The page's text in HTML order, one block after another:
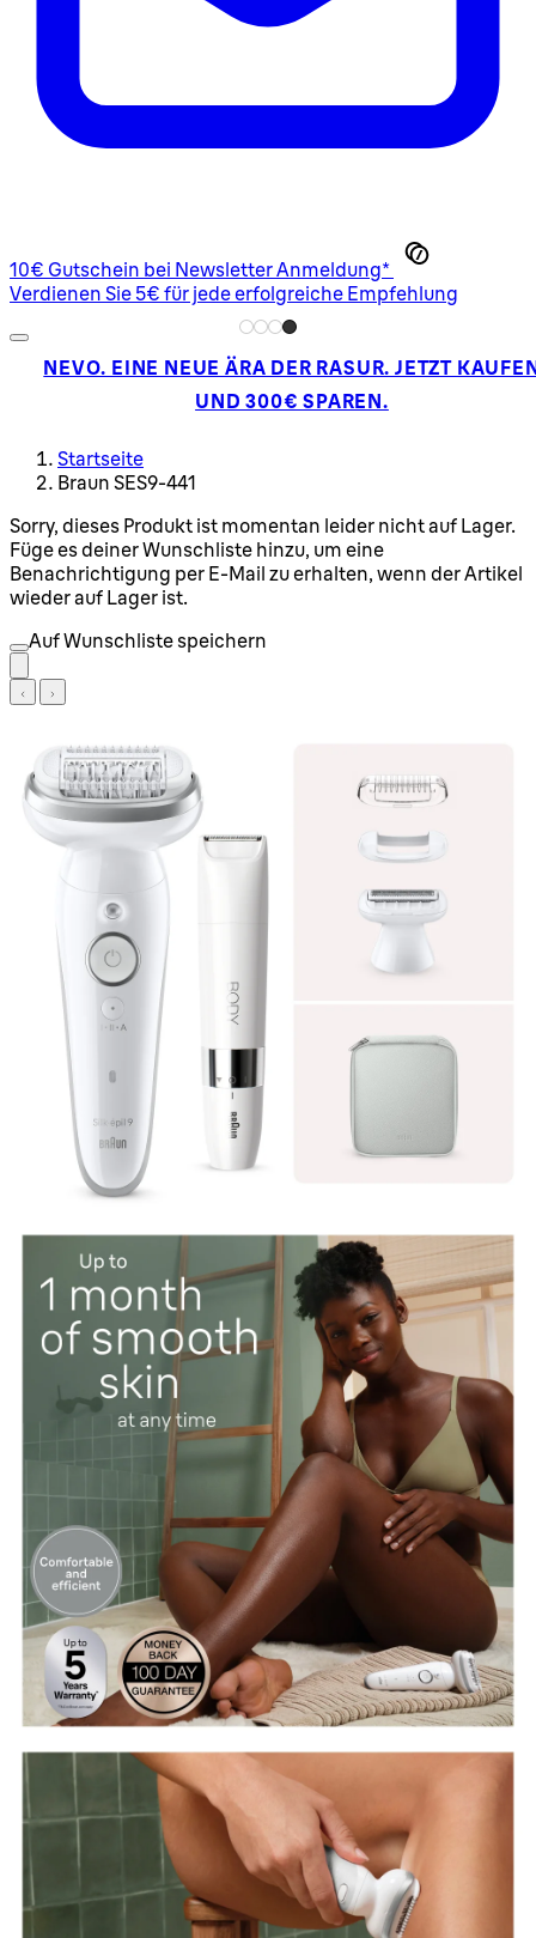
10€ Gutschein bei Newsletter Anmeldung*
Verdienen Sie 5€ für jede erfolgreiche Empfehlung
NEVO. EINE NEUE ÄRA DER RASUR. JETZT
UND 300€ SPAREN.
Startseite
Braun SES9-441
Sorry, dieses Produkt ist momentan leider nicht auf Lager.
Füge es deiner Wunschliste hinzu, um eine
Benachrichtigung per E-Mail zu erhalten, wenn der Artikel
wieder auf Lager ist.
Auf Wunschliste speichern